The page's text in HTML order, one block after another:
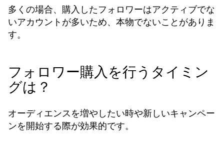
多くの場合、購入したフォロワーはアクティブでな
いアカウントが多いため、本物でないことがありま
す。
フォロワー購入を行うタイミン
グは？
オーディエンスを増やしたい時や新しいキャンペー
ンを開始する際が効果的です。